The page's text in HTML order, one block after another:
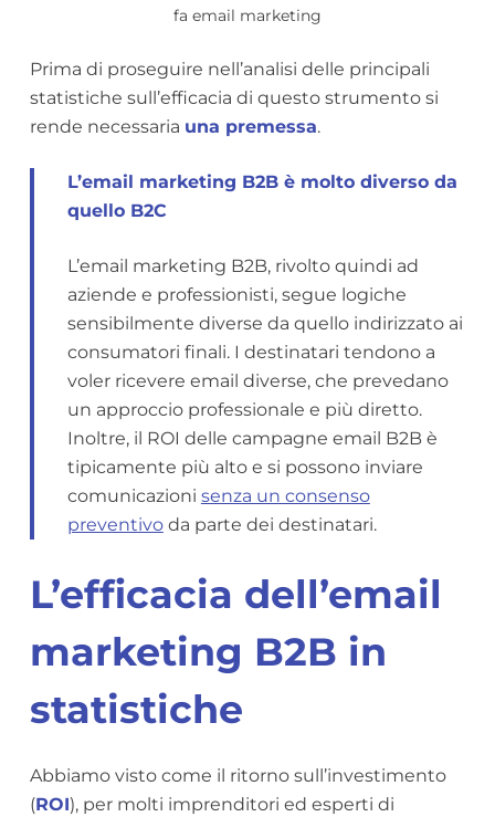
fa email marketing
Prima di proseguire nell’analisi delle principali
statistiche sull’efficacia di questo strumento si
rende necessaria una premessa.
L’email marketing B2B è molto diverso da
quello B2C
L’email marketing B2B, rivolto quindi ad
aziende e professionisti, segue logiche
sensibilmente diverse da quello indirizzato ai
consumatori finali. I destinatari tendono a
voler ricevere email diverse, che prevedano
un approccio professionale e più diretto.
Inoltre, il ROI delle campagne email B2B è
tipicamente più alto e si possono inviare
comunicazioni senza un consenso
preventivoda parte dei destinatari.
L’efficacia dell’email
marketing B2B in
statistiche
Abbiamo visto come il ritorno sull’investimento
(ROI), per molti imprenditori ed esperti di